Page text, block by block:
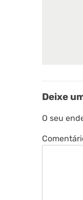
Deixe
O seu